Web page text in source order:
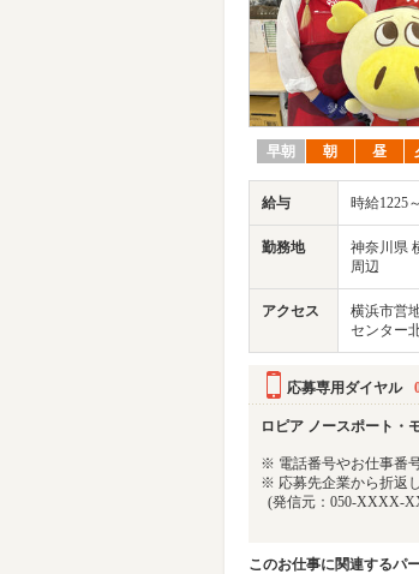
早朝 朝 昼
給与 時給1225
勤務地
神奈川県
周辺
アクセス
横浜市営
センター
応募専用ダイヤル
ロピア ノースポート・
※ 電話番号やお仕事番
※ 応募先企業から折返
(発信元：050-XXXX-
このお仕事に関連するパ